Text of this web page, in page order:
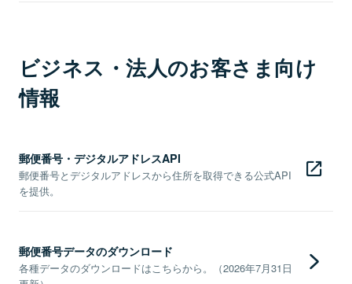
ビジネス・法人のお客さま向け
情報
郵便番号・デジタルアドレスAPI
郵便番号とデジタルアドレスから住所を取得できる公式API
を提供。
郵便番号データのダウンロード
各種データのダウンロードはこちらから。（2026年7月31日